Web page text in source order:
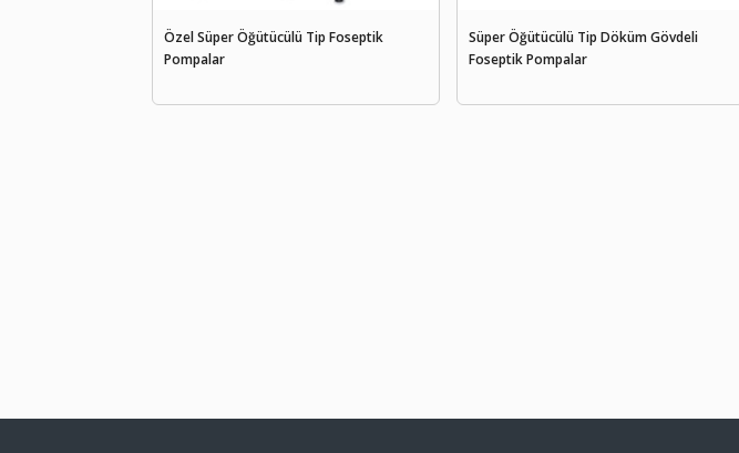
Özel Süper Öğütücülü Tip Foseptik
Pompalar
Süper Öğütücülü Tip Döküm Gövdeli
Foseptik Pompalar